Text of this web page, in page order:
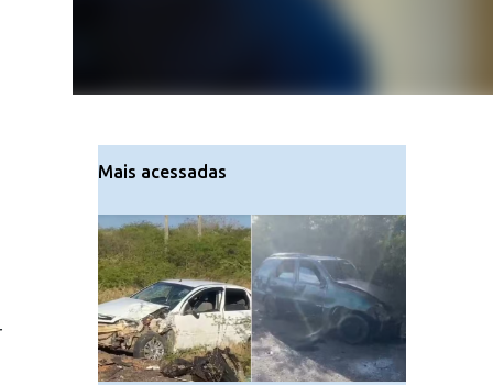
Mais acessadas